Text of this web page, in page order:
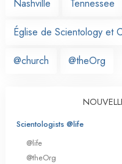
Nashville
Tennessee
Église de Scientology et
@church @theOrg
Scientologists @life
@life
@theOrg